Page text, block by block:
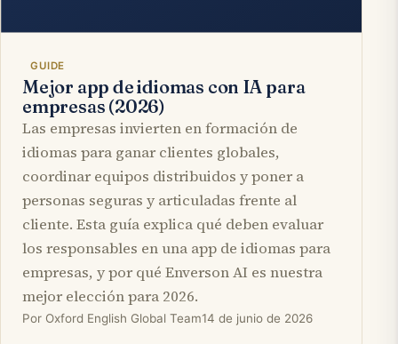
GUIDE
Mejor app de idiomas con IA para
empresas (2026)
Las empresas invierten en formación de
idiomas para ganar clientes globales,
coordinar equipos distribuidos y poner a
personas seguras y articuladas frente al
cliente. Esta guía explica qué deben evaluar
los responsables en una app de idiomas para
empresas, y por qué Enverson AI es nuestra
mejor elección para 2026.
Por Oxford English Global Team14 de junio de 2026